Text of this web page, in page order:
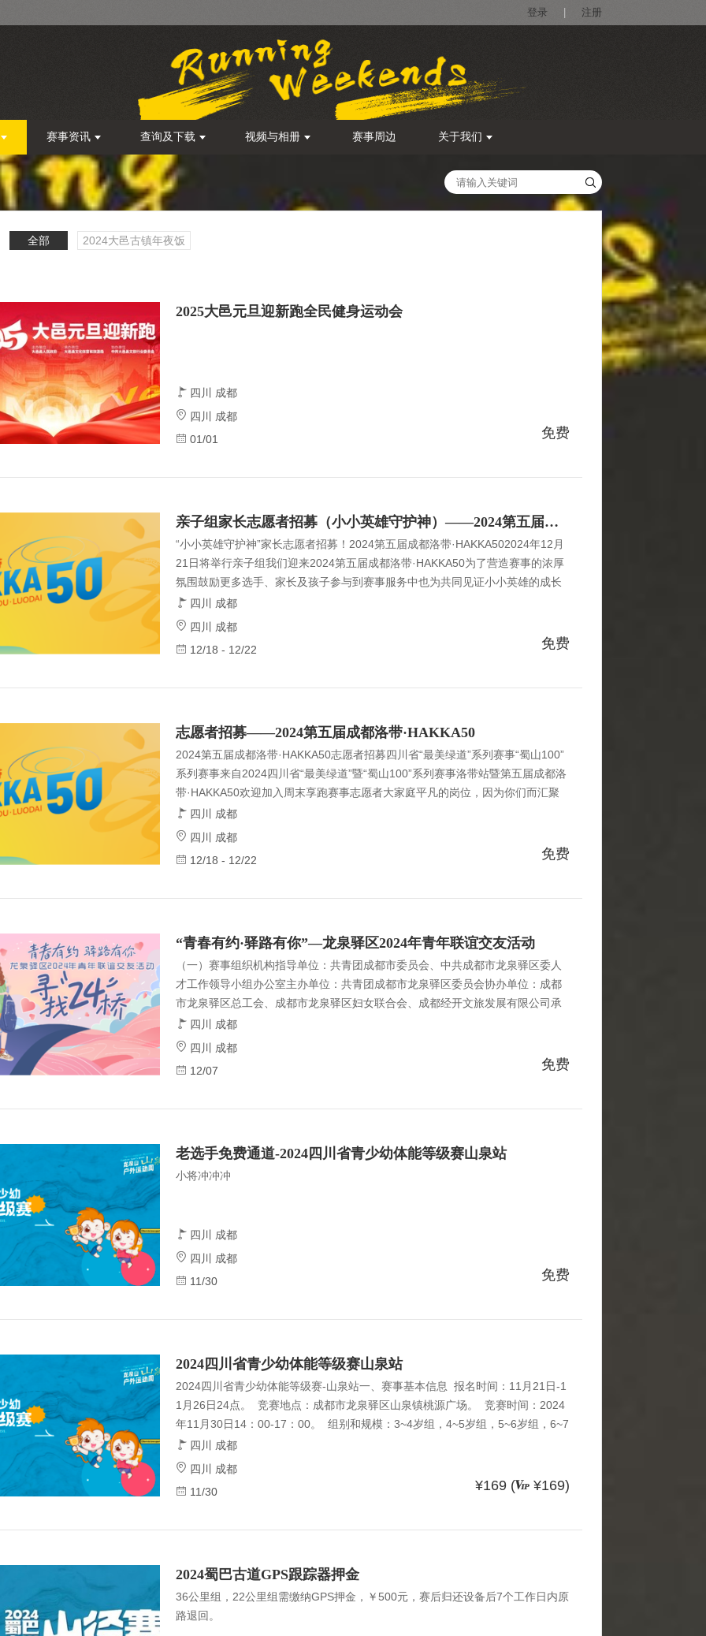
登录 注册
赛事资讯 查询及下载 视频与相册 赛事周边 关于我们
全部 2024大邑古镇年夜饭
更多
2025大邑元旦迎新跑全民健身运动会
四川 成都
四川 成都
01/01
免费
亲子组家长志愿者招募（小小英雄守护神）——2024第五届成都洛带·HAKKA50
“小小英雄守护神”家长志愿者招募！2024第五届成都洛带·HAKKA502024年12月
21日将举行亲子组我们迎来2024第五届成都洛带·HAKKA50为了营造赛事的浓厚
氛围鼓励更多选手、家长及孩子参与到赛事服务中也为共同见证小小英雄的成长
为各位“小越野达人”护航现公开招募10位选手家长作为小朋友们的赛道守护神招
募条件1、具备参加过周末享跑亲子组赛事的宝贵经验，对赛事流程有深入的了
解；2、熟练掌握第三方轨迹导航工具，成为赛道上的“活地图”；3、拥有丰富的
户外经历，并具备出色的户外风险处理意识，能够在出现意外状况时冷静且及时
四川 成都
四川 成都
12/18 - 12/22
免费
志愿者招募——2024第五届成都洛带·HAKKA50
2024第五届成都洛带·HAKKA50志愿者招募四川省“最美绿道”系列赛事“蜀山100”
系列赛事来自2024四川省“最美绿道”暨“蜀山100”系列赛事洛带站暨第五届成都洛
带·HAKKA50欢迎加入周末享跑赛事志愿者大家庭平凡的岗位，因为你们而汇聚
更耀眼的光芒赛场上的竞技舞台，有一半是属于志愿者，因为您的到来，才能让
我们创造更加友善，团结，激情的氛围。让更寂寞的赛道变得更加充满朝气 现招
募志愿者52名n 报名条件：1. 热爱户外运动和体育赛事2. 年满18岁，身体健康，
能吃苦耐劳3. 自愿加入，有较强的服务意识，具有志愿者奉献精神4. 具有很好的
四川 成都
四川 成都
12/18 - 12/22
免费
“青春有约·驿路有你”—龙泉驿区2024年青年联谊交友活动
（一）赛事组织机构指导单位：共青团成都市委员会、中共成都市龙泉驿区委人
才工作领导小组办公室主办单位：共青团成都市龙泉驿区委员会协办单位：成都
市龙泉驿区总工会、成都市龙泉驿区妇女联合会、成都经开文旅发展有限公司承
办单位：成都一山两湖文化旅游发展有限责任公司（二）日期及地点日期：2024
年12月07日10:00-17:00地点：东安湖公园书香广场（三）活动人数100人（男女
比例1:1）（四）参与要求 22岁-35岁成都市龙泉驿区（成都经开区）企事业单身
青年。（报名人员必须是达到法定年龄并且未婚（离异需在报名时备注），无不
四川 成都
四川 成都
12/07
免费
老选手免费通道-2024四川省青少幼体能等级赛山泉站
小将冲冲冲
四川 成都
四川 成都
11/30
免费
2024四川省青少幼体能等级赛山泉站
2024四川省青少幼体能等级赛-山泉站一、赛事基本信息 报名时间：11月21日-1
1月26日24点。 竞赛地点：成都市龙泉驿区山泉镇桃源广场。 竞赛时间：2024
年11月30日14：00-17：00。 组别和规模：3~4岁组，4~5岁组，5~6岁组，6~7
岁组，以身份证出生日为界向下，其中3~4岁组包括3岁不包括4岁，其中4~5岁组
包括4岁不包括5岁；其中5~6岁组包括5岁不包括6岁，其中6~7岁组包括6岁不包
括7岁，共计100组家庭，其中儿童作为竞赛运动员参赛，家长作为观众和运动员
辅助人员。 竞赛项目：本次赛事拟定双脚跳栏架、绕杆跑、平衡木、手足爬行、
四川 成都
四川 成都
11/30
¥169 ( ¥169)
2024蜀巴古道GPS跟踪器押金
36公里组，22公里组需缴纳GPS押金，￥500元，赛后归还设备后7个工作日内原
路退回。